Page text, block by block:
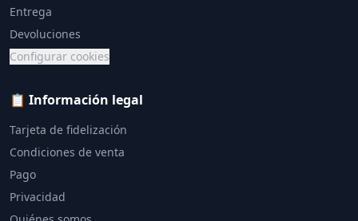
Entrega
Devoluciones
Configurar cookies
📋 Información legal
Tarjeta de fidelización
Condiciones de venta
Pago
Privacidad